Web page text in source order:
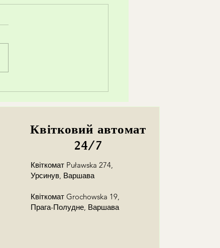
Квітковий автомат
24/7
Квіткомат Puławska 274,
Урсинув, Варшава
Квіткомат Grochowska 19,
Прага-Полудне, Варшава